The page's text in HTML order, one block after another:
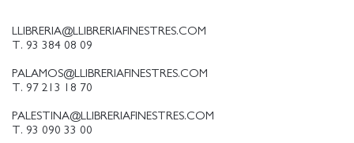
LLIBRERIA@LLIBRERIAFINESTRES.COM
T. 93 384 08 09
PALAMOS@LLIBRERIAFINESTRES.COM
T. 97 213 18 70
PALESTINA@LLIBRERIAFINESTRES.COM
T. 93 090 33 00